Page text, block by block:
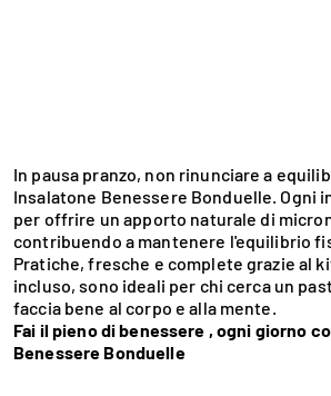
In pausa pranzo, non rinunciare a
Insalatone Benessere Bonduelle. Ogni
per offrire un apporto naturale di
contribuendo a mantenere l'equilibrio
Pratiche, fresche e complete grazie al
incluso, sono ideali per chi cerca un
faccia bene al corpo e alla mente.
Fai il pieno di benessere , ogni giorno
Benessere Bonduelle